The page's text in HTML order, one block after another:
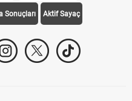
Sonuçları Aktif Sayaç